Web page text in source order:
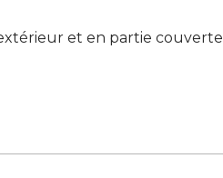
et en partie couverte